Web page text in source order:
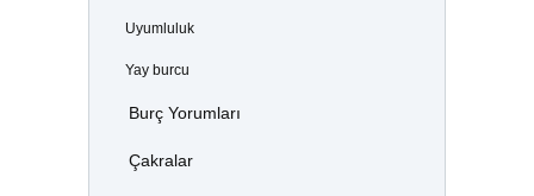
Uyumluluk
Yay burcu
Burç Yorumları
Çakralar